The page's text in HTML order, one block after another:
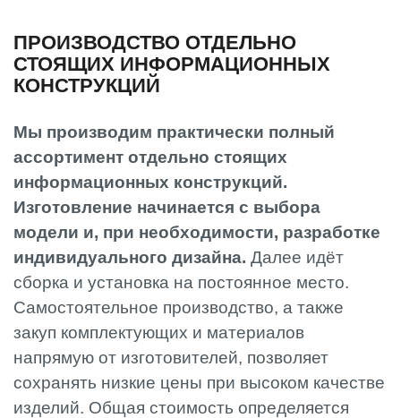
ПРОИЗВОДСТВО ОТДЕЛЬНО
СТОЯЩИХ ИНФОРМАЦИОННЫХ
КОНСТРУКЦИЙ
Мы производим практически полный
ассортимент отдельно стоящих
информационных конструкций.
Изготовление начинается с выбора
модели и, при необходимости, разработке
индивидуального дизайна. Далее идёт
сборка и установка на постоянное место.
Самостоятельное производство, а также
закуп комплектующих и материалов
напрямую от изготовителей, позволяет
сохранять низкие цены при высоком качестве
изделий. Общая стоимость определяется